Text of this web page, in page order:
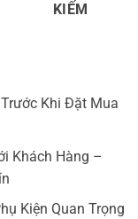
KIẾM
Khi Đặt Mua
Khách Hàng –
Kiện Quan Trọng